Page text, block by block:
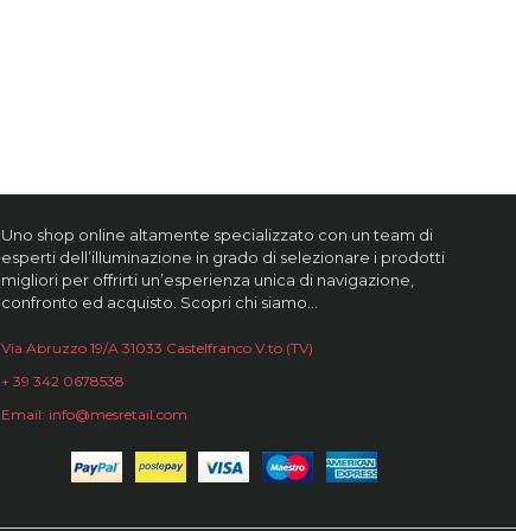
Uno shop online altamente specializzato con un team di
esperti dell’illuminazione in grado di selezionare i prodotti
migliori per offrirti un’esperienza unica di navigazione,
confronto ed acquisto. Scopri chi siamo…
Via Abruzzo 19/A 31033 Castelfranco V.to (TV)
+ 39 342 0678538
Email: info@mesretail.com